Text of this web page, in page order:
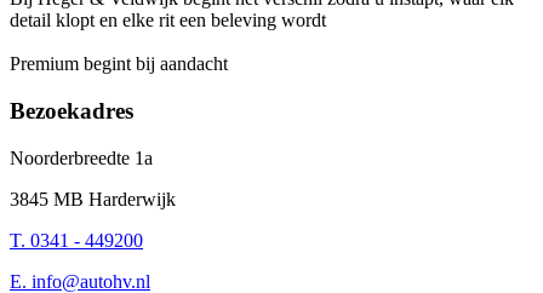
detail klopt en elke rit een beleving wordt
Premium begint bij aandacht
Bezoekadres
Noorderbreedte 1a
3845 MB Harderwijk
T. 0341 - 449200
E. info@autohv.nl